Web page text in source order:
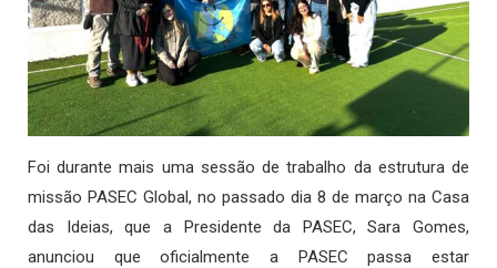
Foi durante mais uma sessão de trabalho da estrutura de
missão PASEC Global, no passado dia 8 de março na Casa
das Ideias, que a Presidente da PASEC, Sara Gomes,
anunciou que oficialmente a PASEC passa estar